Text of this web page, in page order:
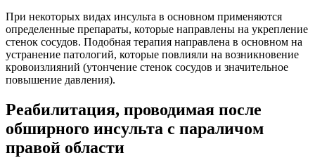
При некоторых видах инсульта в основном применяются
определенные препараты, которые направлены на укрепление
стенок сосудов. Подобная терапия направлена в основном на
устранение патологий, которые повлияли на возникновение
кровоизлияний (утончение стенок сосудов и значительное
повышение давления).
Реабилитация, проводимая после
обширного инсульта с параличом
правой области